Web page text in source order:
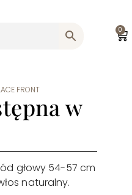
0
FRONT
w
głowy 54-57 cm
naturalny.